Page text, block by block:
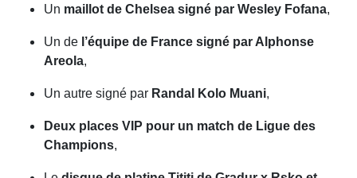
Un maillot de Chelsea signé par Wesley Fofana,
Un de l’équipe de France signé par Alphonse
Areola,
Un autre signé par Randal Kolo Muani,
Deux places VIP pour un match de Ligue des
Champions,